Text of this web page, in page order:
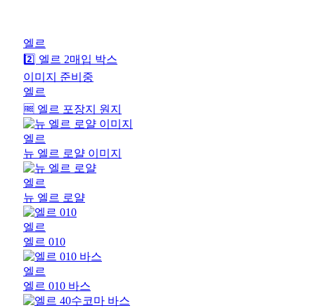
엘르
2️⃣ 엘르 2매입 박스
이미지 준비중
엘르
🆓 엘르 포장지 원지
엘르
뉴 엘르 로얄 이미지
엘르
뉴 엘르 로얄
엘르
엘르 010
엘르
엘르 010 바스